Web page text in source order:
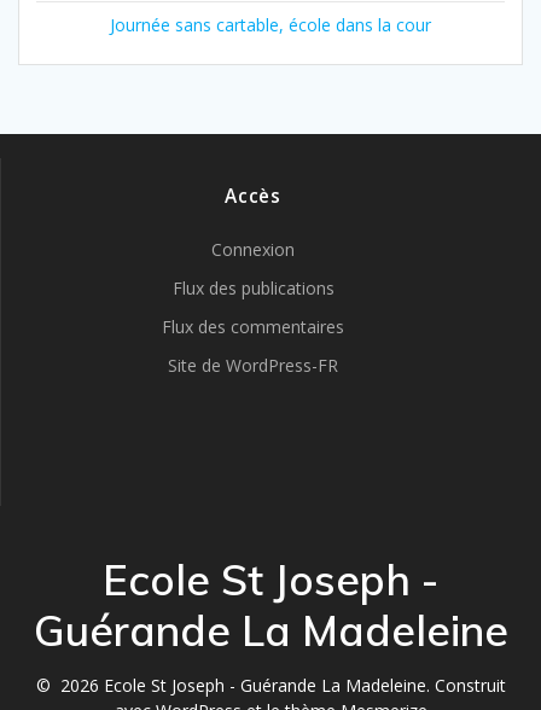
Journée sans cartable, école dans la cour
Accès
Connexion
Flux des publications
Flux des commentaires
Site de WordPress-FR
Ecole St Joseph -
Guérande La Madeleine
© 2026 Ecole St Joseph - Guérande La Madeleine. Construit